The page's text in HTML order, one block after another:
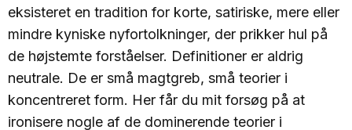
eksisteret en tradition for korte, satiriske, mere eller
mindre kyniske nyfortolkninger, der prikker hul på
de højstemte forståelser. Definitioner er aldrig
neutrale. De er små magtgreb, små teorier i
koncentreret form. Her får du mit forsøg på at
ironisere nogle af de dominerende teorier i